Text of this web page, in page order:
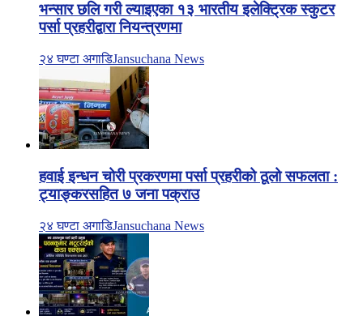
भन्सार छलि गरी ल्याइएका १३ भारतीय इलेक्ट्रिक स्कुटर
पर्सा प्रहरीद्वारा नियन्त्रणमा
२४ घण्टा अगाडिJansuchana News
हवाई इन्धन चोरी प्रकरणमा पर्सा प्रहरीको ठूलो सफलता :
ट्याङ्करसहित ७ जना पक्राउ
२४ घण्टा अगाडिJansuchana News